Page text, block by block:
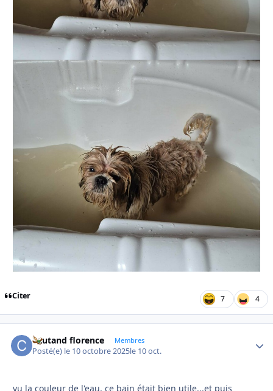
Citer 7 4
coutand florence Membres
Posté(e) le 10 octobre 2025le 10 oct.
vu la couleur de l'eau, ce bain était bien utile...et puis